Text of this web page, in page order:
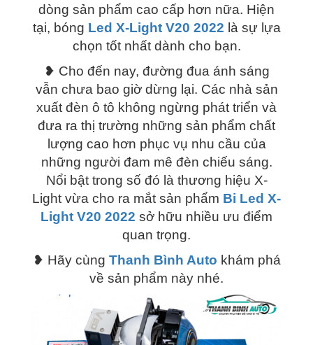
dòng sản phẩm cao cấp hơn nữa. Hiện
tại, bóng Led X-Light V20 2022 là sự lựa
chọn tốt nhất dành cho bạn.
❥ Cho đến nay, đường đua ánh sáng
vẫn chưa bao giờ dừng lại. Các nhà sản
xuất đèn ô tô không ngừng phát triển và
đưa ra thị trường những sản phẩm chất
lượng cao hơn phục vụ nhu cầu của
những người đam mê đèn chiếu sáng.
Nổi bật trong số đó là thương hiệu X-
Light vừa cho ra mắt sản phẩm Bi Led X-
Light V20 2022 sở hữu nhiều ưu điểm
quan trọng.
❥ Hãy cùng Thanh Bình Auto khám phá
về sản phẩm này nhé.